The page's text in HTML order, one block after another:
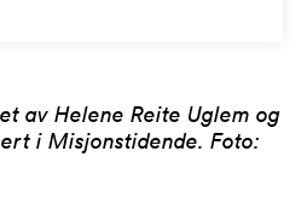
av Helene Reite Uglem og
i Misjonstidende. Foto: